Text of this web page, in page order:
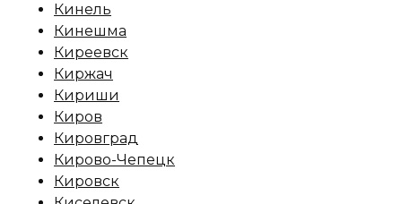
Кинель
Кинешма
Киреевск
Киржач
Кириши
Киров
Кировград
Кирово-Чепецк
Кировск